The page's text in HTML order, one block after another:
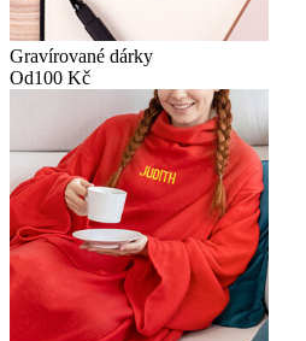
Gravírované dárky
Od100 Kč